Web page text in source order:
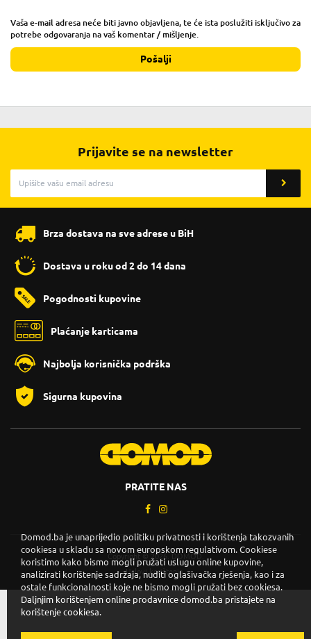
Vaša e-mail adresa neće biti javno objavljena, te će ista poslužiti isključivo za
potrebe odgovaranja na vaš komentar / mišljenje.
Pošalji
Prijavite se na newsletter
Brza dostava na sve adrese u BiH
Dostava u roku od 2 do 14 dana
Pogodnosti kupovine
Plaćanje karticama
Najbolja korisnička podrška
Sigurna kupovina
PRATITE NAS
Copyright © 2026. DOMOD.
Uslovi korištenja.
Domod.ba je unaprijedio politiku privatnosti i korištenja takozvanih
cookiesa u skladu sa novom europskom regulativom. Cookiese
koristimo kako bismo mogli pružati uslugu online kupovine,
analizirati korištenje sadržaja, nuditi oglašivačka rješenja, kao i za
ostale funkcionalnosti koje ne bismo mogli pružati bez cookiesa.
Daljnjim korištenjem online prodavnice domod.ba pristajete na
korištenje cookiesa.